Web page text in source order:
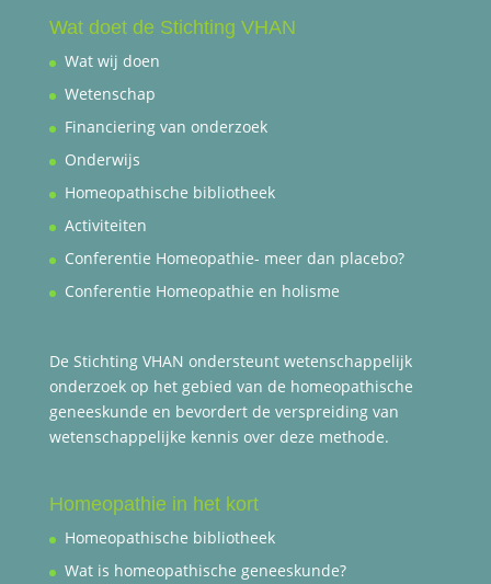
Wat doet de Stichting VHAN
Wat wij doen
Wetenschap
Financiering van onderzoek
Onderwijs
Homeopathische bibliotheek
Activiteiten
Conferentie Homeopathie- meer dan placebo?
Conferentie Homeopathie en holisme
De Stichting VHAN ondersteunt wetenschappelijk
onderzoek op het gebied van de homeopathische
geneeskunde en bevordert de verspreiding van
wetenschappelijke kennis over deze methode.
Homeopathie in het kort
Homeopathische bibliotheek
Wat is homeopathische geneeskunde?